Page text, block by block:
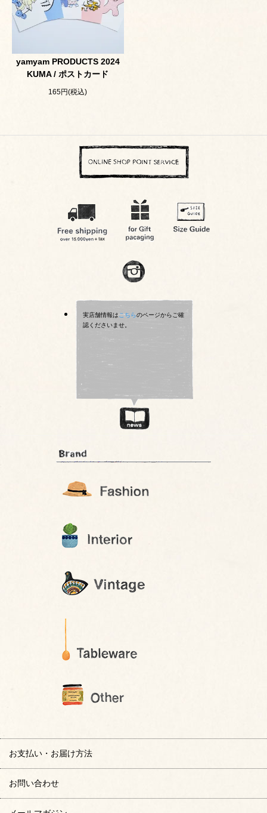
yamyam PRODUCTS 2024
KUMA / ポストカード
165円(税込)
実店舗情報はこちらのページからご確
認くださいませ。
お支払い・お届け方法
お問い合わせ